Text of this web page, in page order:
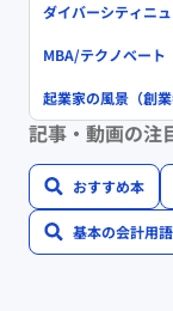
ダイバーシティニ
MBA/テクノベート
起業家の風景（創業
記事・動画の注
おすすめ本
基本の会計用語